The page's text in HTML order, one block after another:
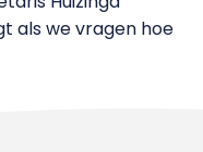
als we vragen hoe